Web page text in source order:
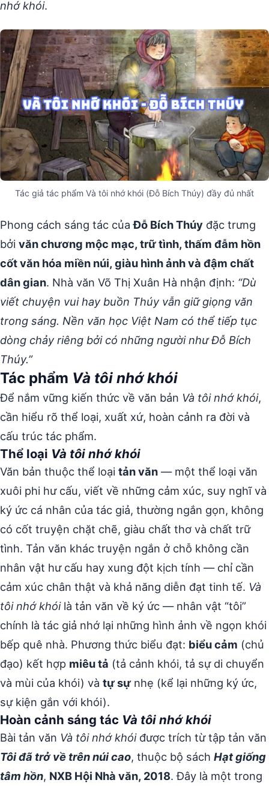
nhớ khói.
Tác giả tác phẩm Và tôi nhớ khói (Đỗ Bích Thúy) đầy đủ nhất
Phong cách sáng tác củaĐỗ Bích Thúy đặc trưng
bởi văn chương mộc mạc, trữ tình, thấm đẫm hồn
cốt văn hóa miền núi, giàu hình ảnh và đậm chất
dân gian. Nhà văn Võ Thị Xuân Hà nhận định: “Dù
viết chuyện vui hay buồn Thúy vẫn giữ giọng văn
trong sáng. Nền văn học Việt Nam có thể tiếp tục
dòng chảy riêng bởi có những người như Đỗ Bích
Thúy.”
Tác phẩm Và tôi nhớ khói
Để nắm vững kiến thức về văn bản Và tôi nhớ khói,
cần hiểu rõ thể loại, xuất xứ, hoàn cảnh ra đời và
cấu trúc tác phẩm.
Thể loại Và tôi nhớ khói
Văn bản thuộc thể loại tản văn — một thể loại văn
xuôi phi hư cấu, viết về những cảm xúc, suy nghĩ và
ký ức cá nhân của tác giả, thường ngắn gọn, không
có cốt truyện chặt chẽ, giàu chất thơ và chất trữ
tình. Tản văn khác truyện ngắn ở chỗ không cần
nhân vật hư cấu hay xung đột kịch tính — chỉ cần
cảm xúc chân thật và khả năng diễn đạt tinh tế. Và
tôi nhớ khóilà tản văn về ký ức — nhân vật “tôi”
chính là tác giả nhớ lại những hình ảnh về ngọn khói
bếp quê nhà. Phương thức biểu đạt: biểu cảm (chủ
đạo) kết hợp miêu tả (tả cảnh khói, tả sự di chuyển
và mùi của khói) và tự sự nhẹ (kể lại những ký ức,
sự kiện gắn với khói).
Hoàn cảnh sáng tác Và tôi nhớ khói
Bài tản văn Và tôi nhớ khóiđược trích từ tập tản văn
Tôi đã trở về trên núi cao, thuộc bộ sách Hạt giống
tâm hồn, NXB Hội Nhà văn, 2018. Đây là một trong